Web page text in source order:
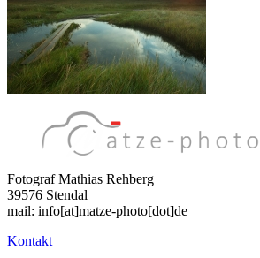
Fotograf Mathias Rehberg
39576 Stendal
mail: info[at]matze-photo[dot]de
Kontakt